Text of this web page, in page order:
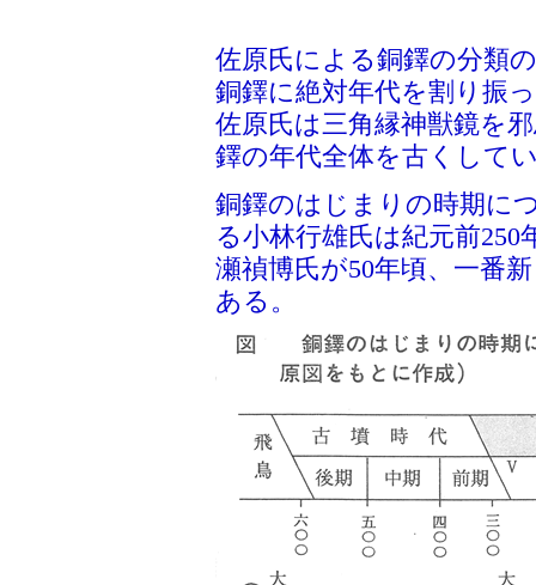
佐原氏による銅鐸の分類
銅鐸に絶対年代を割り振
佐原氏は三角縁神獣鏡を
鐸の年代全体を古くして
銅鐸のはじまりの時期に
る小林行雄氏は紀元前250
瀬禎博氏が50年頃、一番
ある。